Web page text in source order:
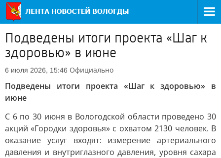
Подведены итоги проекта «Шаг к
здоровью» в июне
6 июля 2026, 15:46 Официально
Подведены итоги проекта «Шаг к здоровью» в
июне
С 6 по 30 июня в Вологодской области проведено 30
акций «Городки здоровья» с охватом 2130 человек. В
оказание услуг входят: измерение артериального
давления и внутриглазного давления, уровня сахара